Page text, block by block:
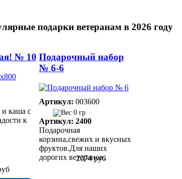
подарки ветеранам в 2026 году
№ 10
и каша с
к
2074 руб
Подарочный набор
№ 6-6
Артикул: 003600
0 гр
Артикул: 2400
Подарочная
корзина,свежих и вкусных
фруктов.Для наших
дорогих ветеранов.